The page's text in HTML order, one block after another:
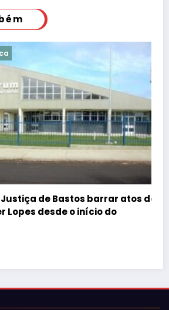
de Bastos barrar atos da
desde o início do